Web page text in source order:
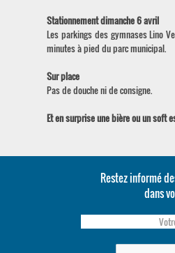
Stationnement dimanche 6 avril
Les parkings des gymnases Lino
minutes à pied du parc municipal.
Sur place
Pas de douche ni de consigne.
Et en surprise une bière ou un soft
Restez informé
dans